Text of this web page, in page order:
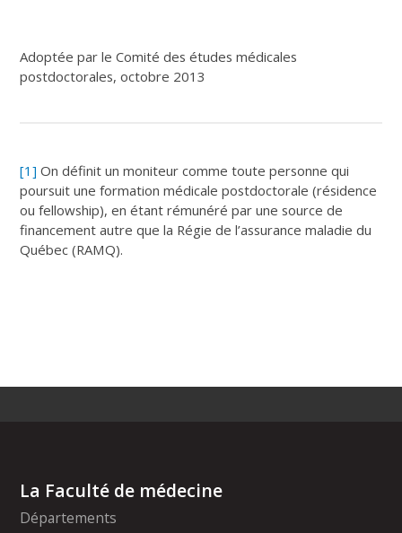
Adoptée par le Comité des études médicales
postdoctorales, octobre 2013
[1] On définit un moniteur comme toute personne qui
poursuit une formation médicale postdoctorale (résidence
ou fellowship), en étant rémunéré par une source de
financement autre que la Régie de l’assurance maladie du
Québec (RAMQ).
La Faculté de médecine
Départements